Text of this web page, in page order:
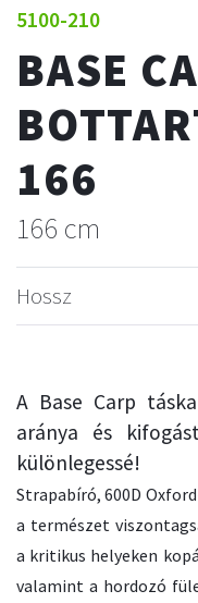
5100-210
BASE
166
166 cm
Hossz
A Base Carp
aránya és
különlegessé!
Strapabíró, 600D
a természet
a kritikus helyeken
valamint a hordozó